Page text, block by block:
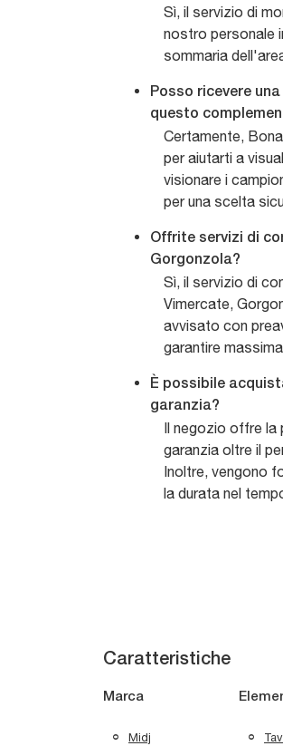
Sì, il servizio di
nostro personale
sommaria
Posso ricevere
questo
Certamente,
per aiutarti a
visionare i
per una scelta
Offrite servizi di
Gorgonzola?
Sì, il servizio di
Vimercate,
avvisato con
garantire
È possibile
garanzia?
Il negozio offre la
garanzia oltre il
Inoltre, vengono
la durata nel
Caratteristiche
Marca
Midj